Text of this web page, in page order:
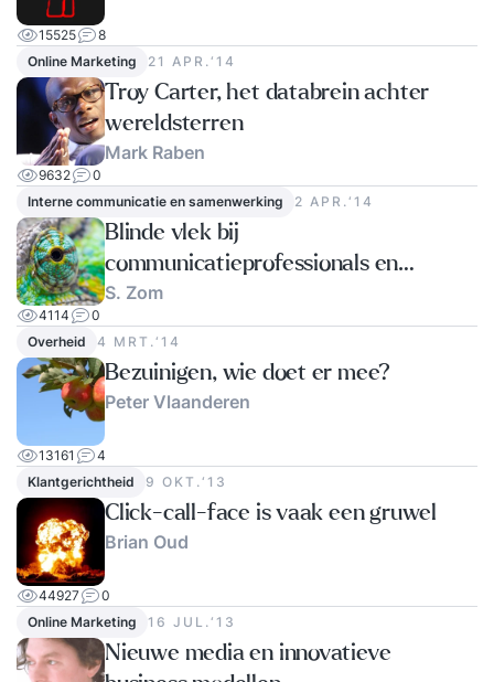
15525
8
Online Marketing
21 APR.‘14
Troy Carter, het databrein achter
wereldsterren
Mark Raben
9632
0
Interne communicatie en samenwerking
2 APR.‘14
Blinde vlek bij
communicatieprofessionals en
verandermanagers?
S. Zom
4114
0
Overheid
4 MRT.‘14
Bezuinigen, wie doet er mee?
Peter Vlaanderen
13161
4
Klantgerichtheid
9 OKT.‘13
Click-call-face is vaak een gruwel
Brian Oud
44927
0
Online Marketing
16 JUL.‘13
Nieuwe media en innovatieve